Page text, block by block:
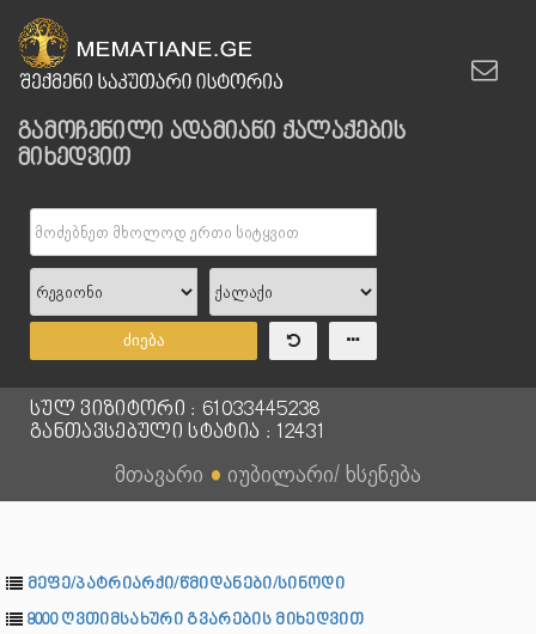
გამოჩენილი ადამიანი ქალაქების
მიხედვით
ძიება
სულ ვიზიტორი : 61033445238
განთავსებული სტატია : 12431
მთავარი ● იუბილარი/ ხსენება
მეფე/პატრიარქი/წმიდანები/სინოდი
8000 ღვთიმსახური გვარების მიხედვით